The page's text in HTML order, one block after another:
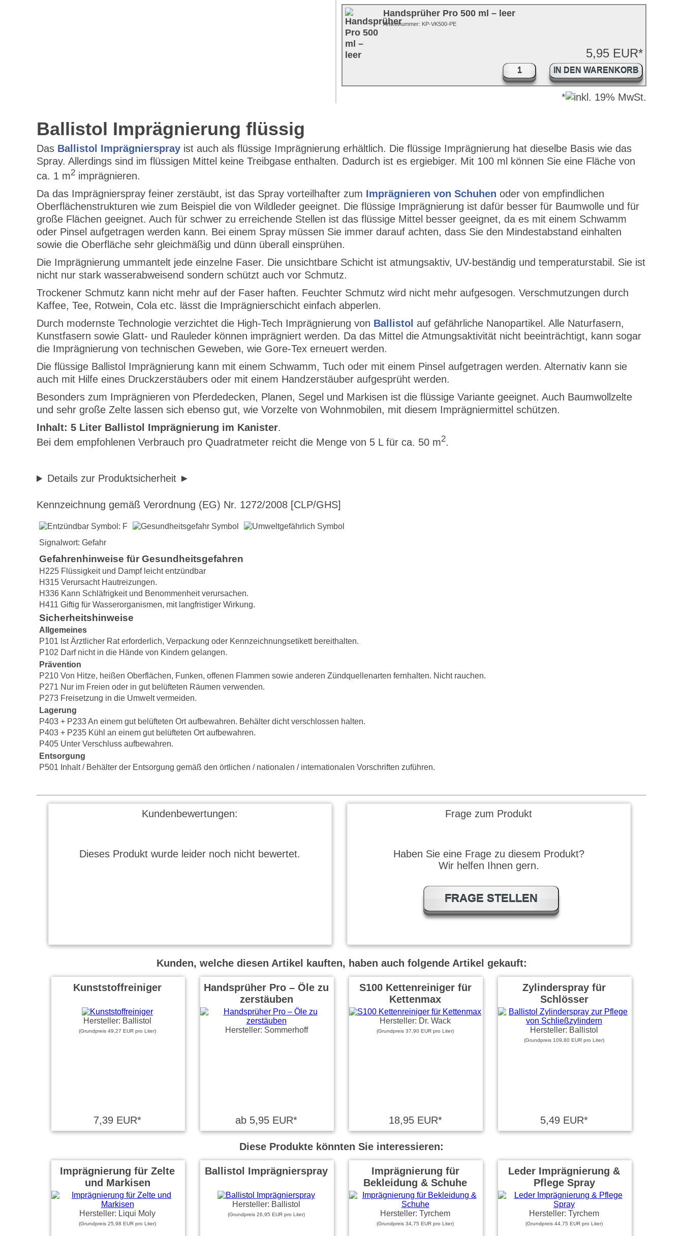
Handsprüher Pro 500 ml – leer
5,95 EUR*
Artikelnummer: KP-VK500-PE
IN DEN WARENKORB
*
Ballistol Imprägnierung flüssig
Das Ballistol Imprägnierspray ist auch als flüssige Imprägnierung erhältlich. Die flüssige Imprägnierung hat dieselbe Basis wie das
Spray. Allerdings sind im flüssigen Mittel keine Treibgase enthalten. Dadurch ist es ergiebiger. Mit 100 ml können Sie eine Fläche von
ca. 1 m2 imprägnieren.
Da das Imprägnierspray feiner zerstäubt, ist das Spray vorteilhafter zum Imprägnieren von Schuhen oder von empfindlichen
Oberflächenstrukturen wie zum Beispiel die von Wildleder geeignet. Die flüssige Imprägnierung ist dafür besser für Baumwolle und für
große Flächen geeignet. Auch für schwer zu erreichende Stellen ist das flüssige Mittel besser geeignet, da es mit einem Schwamm
oder Pinsel aufgetragen werden kann. Bei einem Spray müssen Sie immer darauf achten, dass Sie den Mindestabstand einhalten
sowie die Oberfläche sehr gleichmäßig und dünn überall einsprühen.
Die Imprägnierung ummantelt jede einzelne Faser. Die unsichtbare Schicht ist atmungsaktiv, UV-beständig und temperaturstabil. Sie ist
nicht nur stark wasserabweisend sondern schützt auch vor Schmutz.
Trockener Schmutz kann nicht mehr auf der Faser haften. Feuchter Schmutz wird nicht mehr aufgesogen. Verschmutzungen durch
Kaffee, Tee, Rotwein, Cola etc. lässt die Imprägnierschicht einfach abperlen.
Durch modernste Technologie verzichtet die High-Tech Imprägnierung von Ballistol auf gefährliche Nanopartikel. Alle Naturfasern,
Kunstfasern sowie Glatt- und Rauleder können imprägniert werden. Da das Mittel die Atmungsaktivität nicht beeinträchtigt, kann sogar
die Imprägnierung von technischen Geweben, wie Gore-Tex erneuert werden.
Die flüssige Ballistol Imprägnierung kann mit einem Schwamm, Tuch oder mit einem Pinsel aufgetragen werden. Alternativ kann sie
auch mit Hilfe eines Druckzerstäubers oder mit einem Handzerstäuber aufgesprüht werden.
Besonders zum Imprägnieren von Pferdedecken, Planen, Segel und Markisen ist die flüssige Variante geeignet. Auch Baumwollzelte
und sehr große Zelte lassen sich ebenso gut, wie Vorzelte von Wohnmobilen, mit diesem Imprägniermittel schützen.
Inhalt: 5 Liter Ballistol Imprägnierung im Kanister.
Bei dem empfohlenen Verbrauch pro Quadratmeter reicht die Menge von 5 L für ca. 50 m2
Details zur Produktsicherheit
Kennzeichnung gemäß Verordnung (EG) Nr. 1272/2008 [CLP/GHS]
Signalwort: Gefahr
Gefahrenhinweise für Gesundheitsgefahren
H225 Flüssigkeit und Dampf leicht entzündbar
H315 Verursacht Hautreizungen.
H336 Kann Schläfrigkeit und Benommenheit verursachen.
H411 Giftig für Wasserorganismen, mit langfristiger Wirkung.
Sicherheitshinweise
Allgemeines
P101 Ist Ärztlicher Rat erforderlich, Verpackung oder Kennzeichnungsetikett bereithalten.
P102 Darf nicht in die Hände von Kindern gelangen.
Prävention
P210 Von Hitze, heißen Oberflächen, Funken, offenen Flammen sowie anderen Zündquellenarten fernhalten. Nicht rauchen.
P271 Nur im Freien oder in gut belüfteten Räumen verwenden.
P273 Freisetzung in die Umwelt vermeiden.
Lagerung
P403 + P233 An einem gut belüfteten Ort aufbewahren. Behälter dicht verschlossen halten.
P403 + P235 Kühl an einem gut belüfteten Ort aufbewahren.
P405 Unter Verschluss aufbewahren.
Entsorgung
P501 Inhalt / Behälter der Entsorgung gemäß den örtlichen / nationalen / internationalen Vorschriften zuführen.
Kundenbewertungen:
Dieses Produkt wurde leider noch nicht bewertet.
Frage zum Produkt
Haben Sie eine Frage zu diesem Produkt?
Wir helfen Ihnen gern.
FRAGE STELLEN
Kunden, welche diesen Artikel kauften, haben auch folgende Artikel gekauft:
Kunststoffreiniger
Hersteller: Ballistol
(Grundpreis 49,27 EUR pro Liter)
7,39 EUR*
Handsprüher Pro – Öle zu
zerstäuben
Hersteller: Sommerhoff
ab 5,95 EUR*
S100 Kettenreiniger für
Kettenmax
Hersteller: Dr. Wack
(Grundpreis 37,90 EUR pro Liter)
18,95 EUR*
Zylinderspray für
Schlösser
Hersteller: Ballistol
(Grundpreis 109,80 EUR pro Liter)
5,49 EUR*
Diese Produkte könnten Sie interessieren:
Imprägnierung für Zelte
und Markisen
Hersteller: Liqui Moly
(Grundpreis 25,98 EUR pro Liter)
Ballistol Imprägnierspray
Hersteller: Ballistol
(Grundpreis 26,95 EUR pro Liter)
Imprägnierung für
Bekleidung & Schuhe
Hersteller: Tyrchem
(Grundpreis 34,75 EUR pro Liter)
Leder Imprägnierung &
Pflege Spray
Hersteller: Tyrchem
(Grundpreis 44,75 EUR pro Liter)